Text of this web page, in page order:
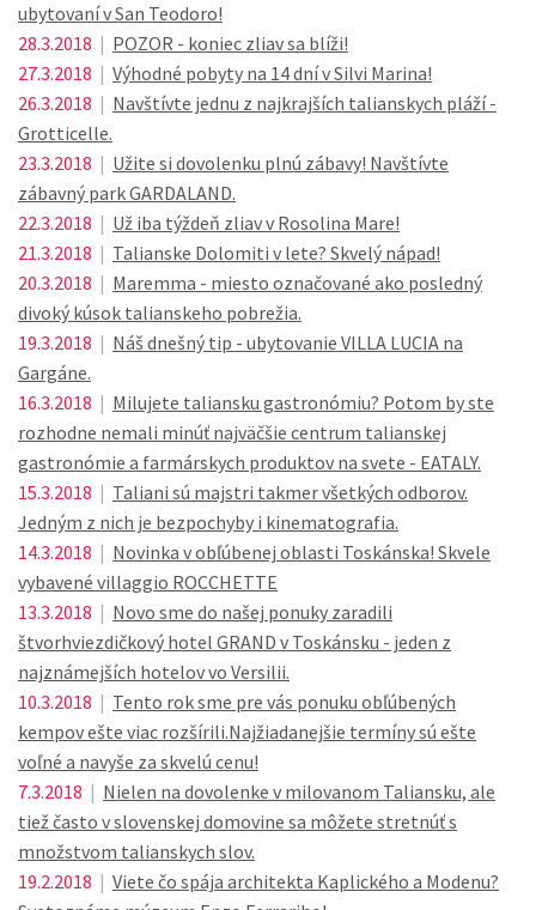
ubytovaní v San Teodoro!
28.3.2018 | POZOR - koniec zliav sa blíži!
27.3.2018 | Výhodné pobyty na 14 dní v Silvi Marina!
26.3.2018 | Navštívte jednu z najkrajších talianskych pláží -
Grotticelle.
23.3.2018 | Užite si dovolenku plnú zábavy! Navštívte
zábavný park GARDALAND.
22.3.2018 | Už iba týždeň zliav v Rosolina Mare!
21.3.2018 | Talianske Dolomiti v lete? Skvelý nápad!
20.3.2018 | Maremma - miesto označované ako posledný
divoký kúsok talianskeho pobrežia.
19.3.2018 | Náš dnešný tip - ubytovanie VILLA LUCIA na
Gargáne.
16.3.2018 | Milujete taliansku gastronómiu? Potom by ste
rozhodne nemali minúť najväčšie centrum talianskej
gastronómie a farmárskych produktov na svete - EATALY.
15.3.2018 | Taliani sú majstri takmer všetkých odborov.
Jedným z nich je bezpochyby i kinematografia.
14.3.2018 | Novinka v obľúbenej oblasti Toskánska! Skvele
vybavené villaggio ROCCHETTE
13.3.2018 | Novo sme do našej ponuky zaradili
štvorhviezdičkový hotel GRAND v Toskánsku - jeden z
najznámejších hotelov vo Versilii.
10.3.2018 | Tento rok sme pre vás ponuku obľúbených
kempov ešte viac rozšírili.Najžiadanejšie termíny sú ešte
voľné a navyše za skvelú cenu!
7.3.2018 | Nielen na dovolenke v milovanom Taliansku, ale
tiež často v slovenskej domovine sa môžete stretnúť s
množstvom talianskych slov.
19.2.2018 | Viete čo spája architekta Kaplického a Modenu?